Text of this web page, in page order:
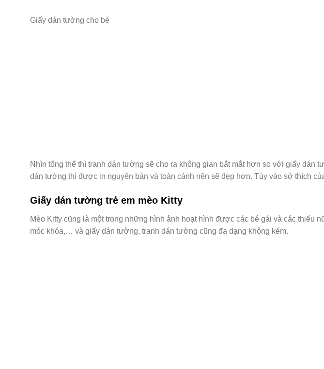
Giấy dán tường cho bé
Nhìn tổng thể thì tranh dán tường sẽ cho ra không gian bắt mắt hơn so với giấy
dán tường thì được in nguyên bản và toàn cảnh nên sẽ đẹp hơn. Tùy vào sở thích
Giấy dán tường trẻ em mèo Kitty
Mèo Kitty cũng là một trong những hình ảnh hoạt hình được các bé gái và các thiếu
móc khóa,… và giấy dán tường, tranh dán tường cũng đa dạng không kém.